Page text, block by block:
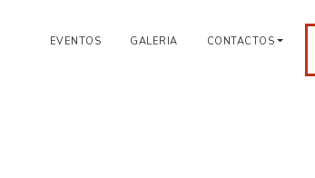
EVENTOS GALERIA CONTACTOS